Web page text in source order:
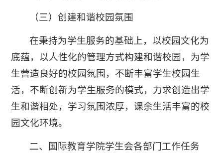
（三）创建和谐校园氛围
在秉持为学生服务的基础上，以校园文化为
底蕴，以人性化的管理方式构建和谐校园，为学
生营造良好的校园氛围，不断丰富学生校园生
活，不断创新为学生服务的模式，力求创造出学
生和谐相处，学习氛围浓厚，课余生活丰富的校
园文化环境。
二、国际教育学院学生会各部门工作任务